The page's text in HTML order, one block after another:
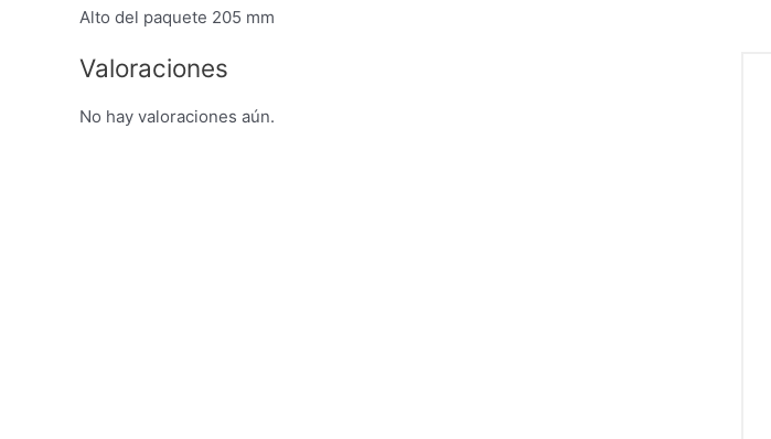
Alto del paquete 205 mm
Valoraciones
No hay valoraciones aún.